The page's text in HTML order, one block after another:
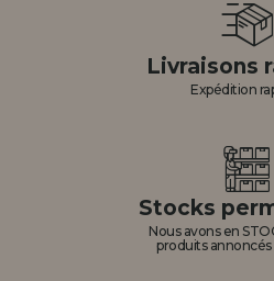
Livraisons
Expédition
Stocks
Nous avons en
produits annoncés